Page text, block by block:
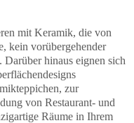
mit Keramik, die von
kein vorübergehender
hinaus eignen sich
zur
von Restaurant- und
Räume in Ihrem